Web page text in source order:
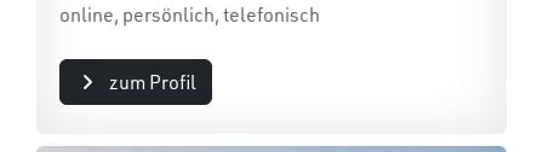
online, persönlich, telefonisch
zum Profil